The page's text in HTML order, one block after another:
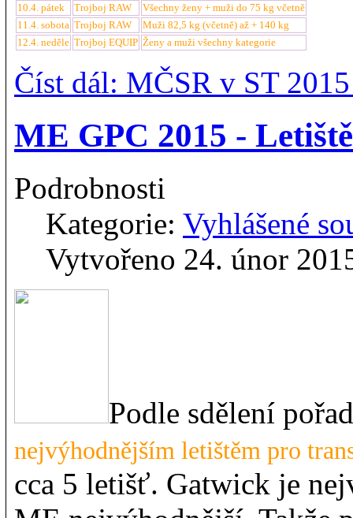
10.4. pátek Trojboj RAW
Všechny ženy + muži do 75 kg včetně
11.4. sobota Trojboj RAW
Muži 82,5 kg (včetně) až + 140 kg
12.4. neděle Trojboj EQUIP Ženy a muži všechny kategorie
Číst dál: MČSR v ST
ME GPC 2015 -
Podrobnosti
Kategorie: Vyhlášené
Vytvořeno 24. únor
Podle sdělení
nejvýhodnějším letištěm pro
cca 5 letišť. Gatwick je